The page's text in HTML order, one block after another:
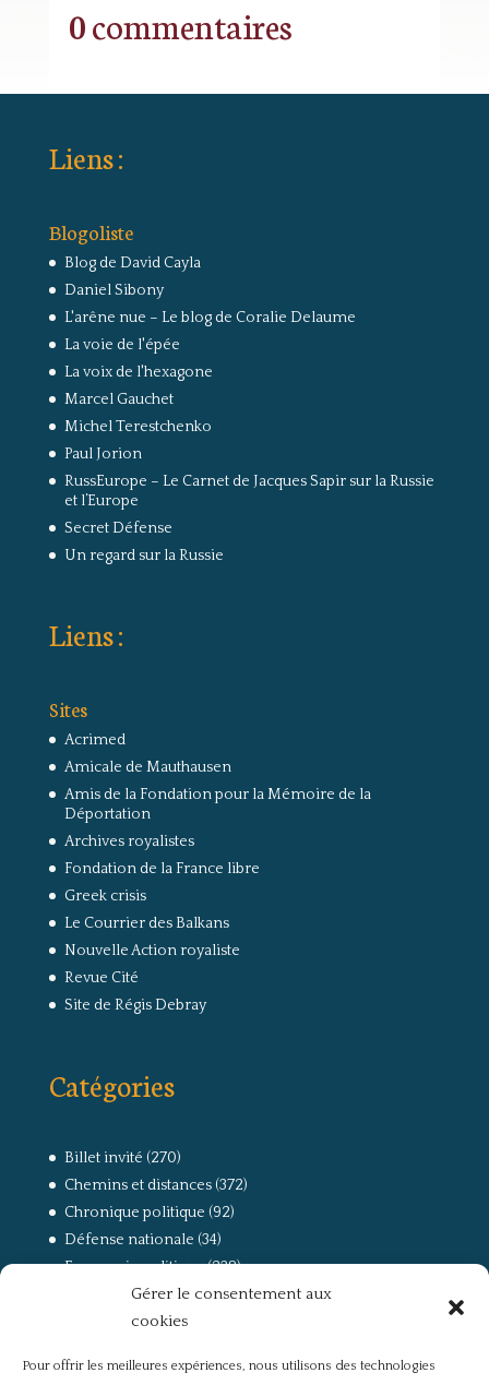
Gérer le consentement aux
cookies
Pour offrir les meilleures expériences, nous utilisons des technologies
0 commentaires
Liens :
Blogoliste
Blog de David Cayla
Daniel Sibony
L'arêne nue – Le blog de Coralie Delaume
La voie de l'épée
La voix de l'hexagone
Marcel Gauchet
Michel Terestchenko
Paul Jorion
RussEurope – Le Carnet de Jacques Sapir sur la Russie
et l’Europe
Secret Défense
Un regard sur la Russie
Liens :
Sites
Acrimed
Amicale de Mauthausen
Amis de la Fondation pour la Mémoire de la
Déportation
Archives royalistes
Fondation de la France libre
Greek crisis
Le Courrier des Balkans
Nouvelle Action royaliste
Revue Cité
Site de Régis Debray
Catégories
Billet invité (270)
Chemins et distances(372)
Chronique politique (92)
Défense nationale (34)
Economie politique(238)
(168)
La guerre, la Résistance et la Déportation